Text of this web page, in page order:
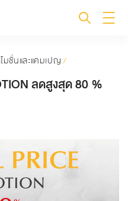
มชั่นและแคมเปญ /
ลดสูงสุด 80 %